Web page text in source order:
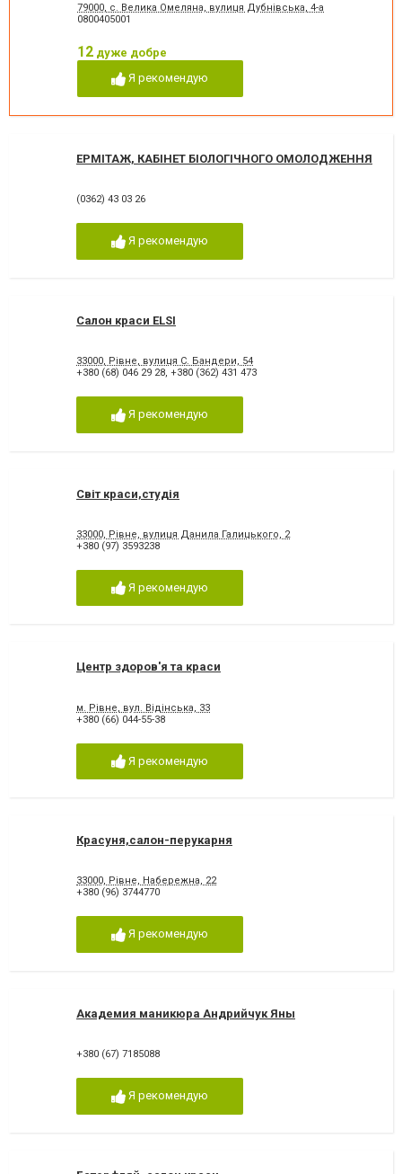
79000, с. Велика Омеляна, вулиця Дубнівська, 4-а
0800405001
12 дуже добре
Я рекомендую
ЕРМІТАЖ, КАБІНЕТ БІОЛОГІЧНОГО ОМОЛОДЖЕННЯ
(0362) 43 03 26
Я рекомендую
Салон краси ELSI
33000, Рівне, вулиця С. Бандери, 54
+380 (68) 046 29 28, +380 (362) 431 473
Я рекомендую
Світ краси,студія
33000, Рівне, вулиця Данила Галицького, 2
+380 (97) 3593238
Я рекомендую
Центр здоров'я та краси
м. Рівне, вул. Відінська, 33
+380 (66) 044-55-38
Я рекомендую
Красуня,салон-перукарня
33000, Рівне, Набережна, 22
+380 (96) 3744770
Я рекомендую
Академия маникюра Андрийчук Яны
+380 (67) 7185088
Я рекомендую